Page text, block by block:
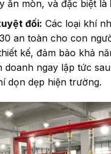
ăn mòn, và đặc biệt là
đối: Các loại khí
an toàn cho con
kế, đảm bảo khả
doanh ngay lập tức
dọn dẹp hiện trường.